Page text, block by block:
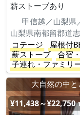
薪ストーブあり
甲信越／山梨県
山梨県南都留郡道
コテージ
屋根付
薪ストーブ
合宿
子連れ・ファミリ
大自然の中
¥11,438～¥22,750